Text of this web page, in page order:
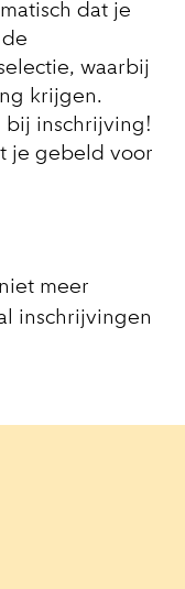
dat je
waarbij
krijgen.
bij inschrijving!
je gebeld voor
meer
inschrijvingen